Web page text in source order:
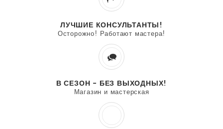
ЛУЧШИЕ КОНСУЛЬТАНТЫ!
Осторожно! Работают мастера!
В СЕЗОН - БЕЗ ВЫХОДНЫХ!
Магазин и мастерская